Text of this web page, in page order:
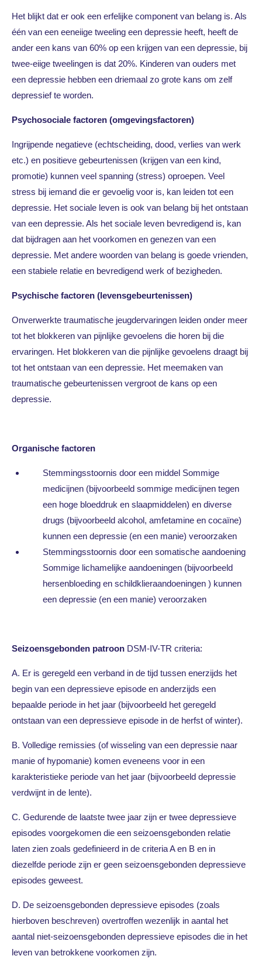
Het blijkt dat er ook een erfelijke component van belang is. Als
één van een eeneiige tweeling een depressie heeft, heeft de
ander een kans van 60% op een krijgen van een depressie, bij
twee-eiige tweelingen is dat 20%. Kinderen van ouders met
een depressie hebben een driemaal zo grote kans om zelf
depressief te worden.
Psychosociale factoren (omgevingsfactoren)
Ingrijpende negatieve (echtscheiding, dood, verlies van werk
etc.) en positieve gebeurtenissen (krijgen van een kind,
promotie) kunnen veel spanning (stress) oproepen. Veel
stress bij iemand die er gevoelig voor is, kan leiden tot een
depressie. Het sociale leven is ook van belang bij het ontstaan
van een depressie. Als het sociale leven bevredigend is, kan
dat bijdragen aan het voorkomen en genezen van een
depressie. Met andere woorden van belang is goede vrienden,
een stabiele relatie en bevredigend werk of bezigheden.
Psychische factoren (levensgebeurtenissen)
Onverwerkte traumatische jeugdervaringen leiden onder meer
tot het blokkeren van pijnlijke gevoelens die horen bij die
ervaringen. Het blokkeren van die pijnlijke gevoelens draagt bij
tot het ontstaan van een depressie. Het meemaken van
traumatische gebeurtenissen vergroot de kans op een
depressie.
Organische factoren
Stemmingsstoornis door een middel Sommige
medicijnen (bijvoorbeeld sommige medicijnen tegen
een hoge bloeddruk en slaapmiddelen) en diverse
drugs (bijvoorbeeld alcohol, amfetamine en cocaïne)
kunnen een depressie (en een manie) veroorzaken
Stemmingsstoornis door een somatische aandoening
Sommige lichamelijke aandoeningen (bijvoorbeeld
hersenbloeding en schildklieraandoeningen ) kunnen
een depressie (en een manie) veroorzaken
Seizoensgebonden patroon DSM-IV-TR criteria:
A. Er is geregeld een verband in de tijd tussen enerzijds het
begin van een depressieve episode en anderzijds een
bepaalde periode in het jaar (bijvoorbeeld het geregeld
ontstaan van een depressieve episode in de herfst of winter).
B. Volledige remissies (of wisseling van een depressie naar
manie of hypomanie) komen eveneens voor in een
karakteristieke periode van het jaar (bijvoorbeeld depressie
verdwijnt in de lente).
C. Gedurende de laatste twee jaar zijn er twee depressieve
episodes voorgekomen die een seizoensgebonden relatie
laten zien zoals gedefinieerd in de criteria A en B en in
diezelfde periode zijn er geen seizoensgebonden depressieve
episodes geweest.
D. De seizoensgebonden depressieve episodes (zoals
hierboven beschreven) overtroffen wezenlijk in aantal het
aantal niet-seizoensgebonden depressieve episodes die in het
leven van betrokkene voorkomen zijn.